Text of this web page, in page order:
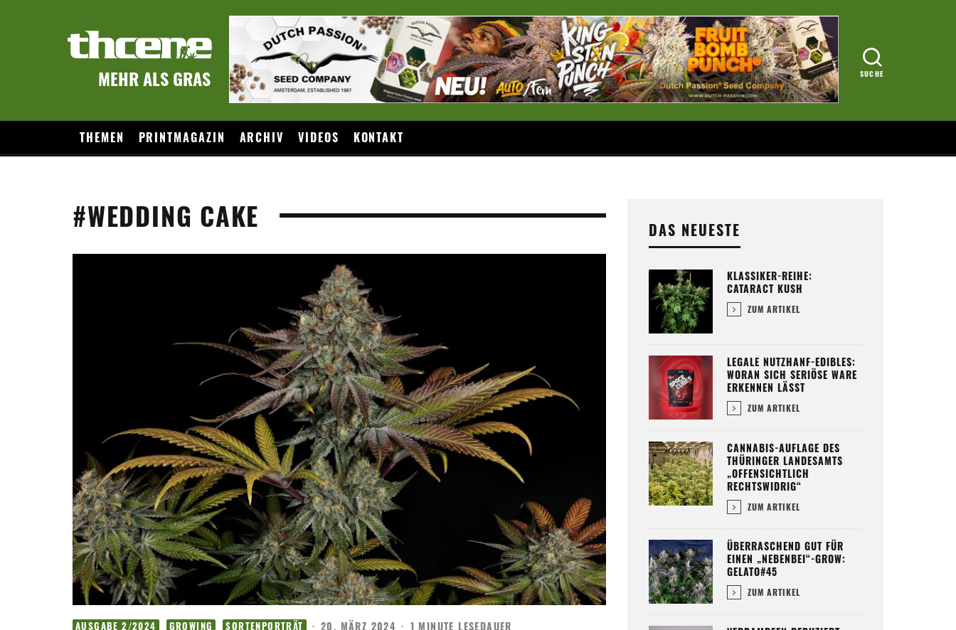
MEHR ALS GRAS
THEMEN PRINTMAGAZIN ARCHIV VIDEOS KONTAKT
#WEDDING CAKE
AUSGABE 2/2024 GROWING SORTENPORTRÄT · 20. MÄRZ 2024 · 1 MINUTE LESEDAUER
DAS NEUESTE
KLASSIKER-REIHE:
CATARACT KUSH
ZUM ARTIKEL
LEGALE NUTZHANF-EDIBLES:
WORAN SICH SERIÖSE WARE
ERKENNEN LÄSST
ZUM ARTIKEL
CANNABIS-AUFLAGE DES
THÜRINGER LANDESAMTS
„OFFENSICHTLICH
RECHTSWIDRIG“
ZUM ARTIKEL
ÜBERRASCHEND GUT FÜR
EINEN „NEBENBEI“-GROW:
GELATO#45
ZUM ARTIKEL